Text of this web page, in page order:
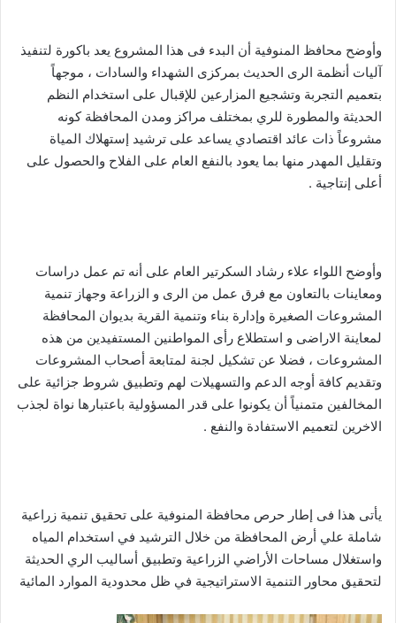
وأوضح محافظ المنوفية أن البدء فى هذا المشروع يعد باكورة لتنفيذ
آليات أنظمة الرى الحديث بمركزى الشهداء والسادات ، موجهاً
بتعميم التجربة وتشجيع المزارعين للإقبال على استخدام النظم
الحديثة والمطورة للري بمختلف مراكز ومدن المحافظة كونه
مشروعاً ذات عائد اقتصادي يساعد على ترشيد إستهلاك المياة
وتقليل المهدر منها بما يعود بالنفع العام على الفلاح والحصول على
أعلى إنتاجية .
وأوضح اللواء علاء رشاد السكرتير العام على أنه تم عمل دراسات
ومعاينات بالتعاون مع فرق عمل من الرى و الزراعة وجهاز تنمية
المشروعات الصغيرة وإدارة بناء وتنمية القرية بديوان المحافظة
لمعاينة الاراضى و استطلاع رأى المواطنين المستفيدين من هذه
المشروعات ، فضلا عن تشكيل لجنة لمتابعة أصحاب المشروعات
وتقديم كافة أوجه الدعم والتسهيلات لهم وتطبيق شروط جزائية على
المخالفين متمنياً أن يكونوا على قدر المسؤولية باعتبارها نواة لجذب
الاخرين لتعميم الاستفادة والنفع .
يأتى هذا فى إطار حرص محافظة المنوفية على تحقيق تنمية زراعية
شاملة علي أرض المحافظة من خلال الترشيد في استخدام المياه
واستغلال مساحات الأراضي الزراعية وتطبيق أساليب الري الحديثة
لتحقيق محاور التنمية الاستراتيجية في ظل محدودية الموارد المائية